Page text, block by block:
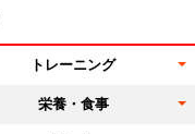
トレーニング
栄養・食事